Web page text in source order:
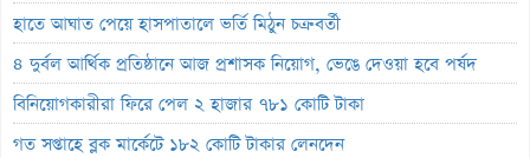
হাতে আঘাত পেয়ে হাসপাতালে ভর্তি মিঠুন চক্রবর্তী
৪ দুর্বল আর্থিক প্রতিষ্ঠানে আজ প্রশাসক নিয়োগ, ভেঙে দেওয়া হবে পর্ষদ
বিনিয়োগকারীরা ফিরে পেল ২ হাজার ৭৮১ কোটি টাকা
গত সপ্তাহে ব্লক মার্কেটে ১৮২ কোটি টাকার লেনদেন